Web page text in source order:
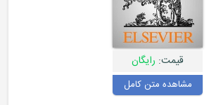
قیمت:رایگان
مشاهده متن کامل